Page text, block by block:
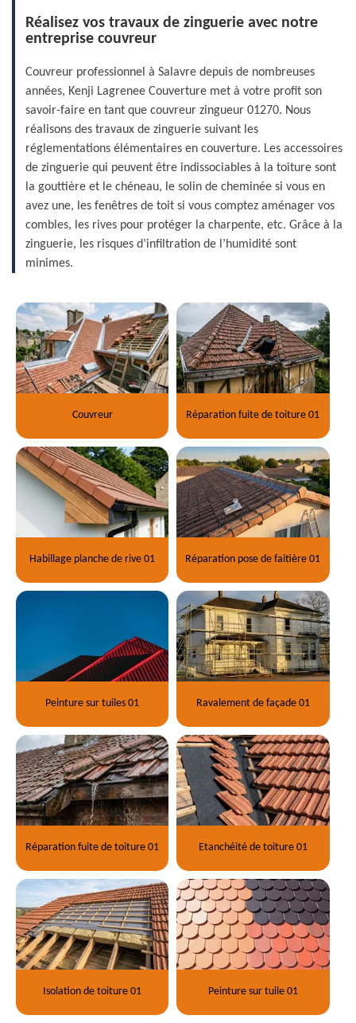
Réalisez vos travaux de zinguerie avec notre
entreprise couvreur
Couvreur professionnel à Salavre depuis de nombreuses
années, Kenji Lagrenee Couverture met à votre profit son
savoir-faire en tant que couvreur zingueur 01270. Nous
réalisons des travaux de zinguerie suivant les
réglementations élémentaires en couverture. Les accessoires
de zinguerie qui peuvent être indissociables à la toiture sont
la gouttière et le chéneau, le solin de cheminée si vous en
avez une, les fenêtres de toit si vous comptez aménager vos
combles, les rives pour protéger la charpente, etc. Grâce à la
zinguerie, les risques d’infiltration de l’humidité sont
minimes.
Couvreur Réparation fuite de toiture 01
Habillage planche de rive 01 Réparation pose de faitière 01
Peinture sur tuiles 01 Ravalement de façade 01
Réparation fuite de toiture 01 Etanchéité de toiture 01
Isolation de toiture 01 Peinture sur tuile 01